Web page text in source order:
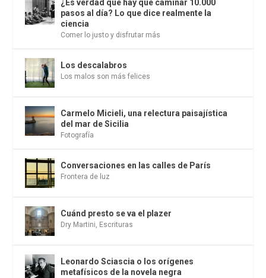
¿Es verdad que hay que caminar 10.000
pasos al día? Lo que dice realmente la
ciencia
Comer lo justo y disfrutar más
Los descalabros
Los malos son más felices
Carmelo Micieli, una relectura paisajística
del mar de Sicilia
Fotografía
Conversaciones en las calles de París
Frontera de luz
Cuánd presto se va el plazer
Dry Martini Escrituras
Leonardo Sciascia o los orígenes
metafísicos de la novela negra